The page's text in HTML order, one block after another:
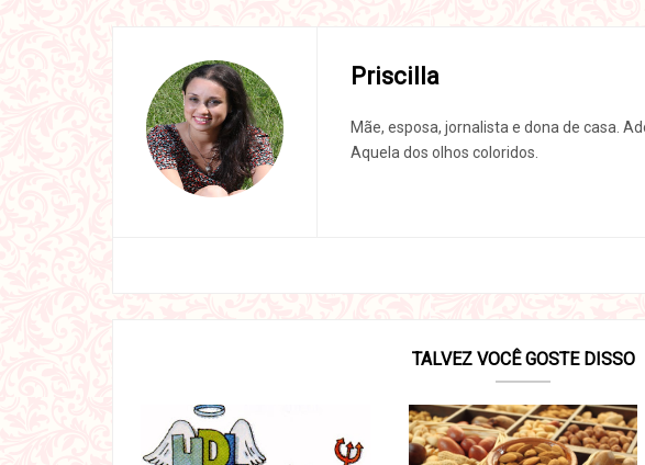
Priscilla
Mãe, esposa, jornalista e dona de casa.
Aquela dos olhos coloridos.
TALVEZ VOCÊ GOSTE DISSO